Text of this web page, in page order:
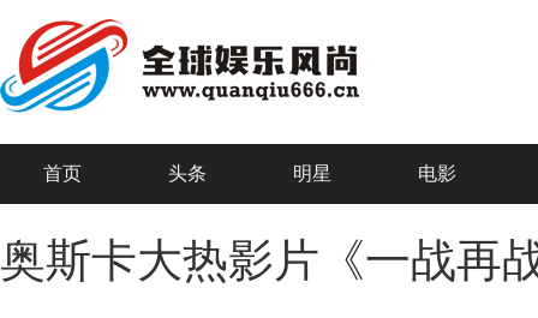
首页 头条 明星 电影
奥斯卡大热影片《一战再